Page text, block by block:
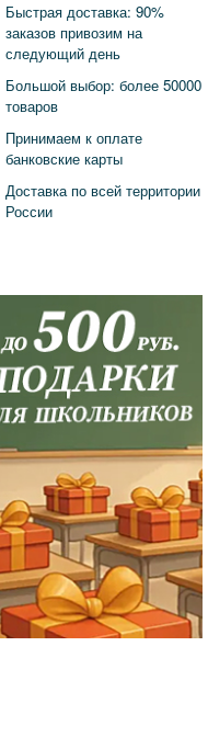
Быстрая доставка: 90%
заказов привозим на
следующий день
Большой выбор: более 50000
товаров
Принимаем к оплате
банковские карты
Доставка по всей территории
России